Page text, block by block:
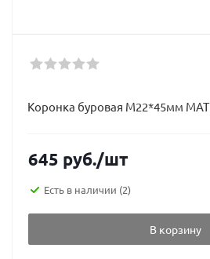
Коронка буровая М22*45мм
645 руб./шт
Есть в наличии (2)
В корзину